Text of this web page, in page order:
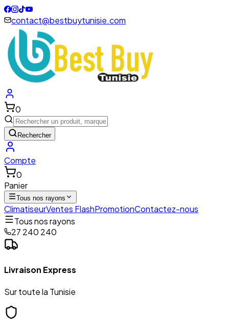
contact@bestbuytunisie.com
0
Rechercher
Compte
0
Panier
Tous nos rayons
ClimatiseurVentes FlashPromotionContactez-nous
Tous nos rayons
27 240 240
Livraison Express
Sur toute la Tunisie